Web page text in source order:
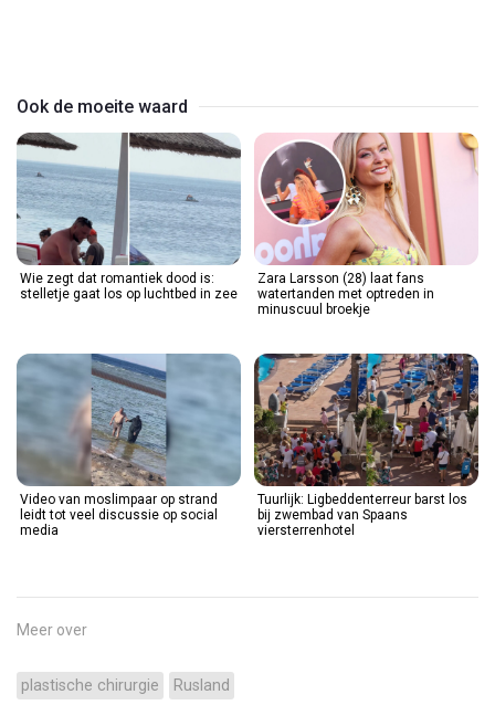
Ook de moeite waard
Wie zegt dat romantiek dood is:
stelletje gaat los op luchtbed in zee
Zara Larsson (28) laat fans
watertanden met optreden in
minuscuul broekje
Video van moslimpaar op strand
leidt tot veel discussie op social
media
Tuurlijk: Ligbeddenterreur barst los
bij zwembad van Spaans
viersterrenhotel
Meer over
plastische chirurgie Rusland